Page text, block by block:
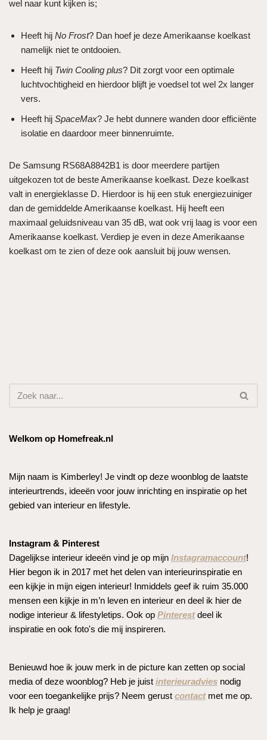
wel naar kunt kijken is;
Heeft hij No Frost? Dan hoef je deze Amerikaanse koelkast
namelijk niet te ontdooien.
Heeft hij Twin Cooling plus? Dit zorgt voor een optimale
luchtvochtigheid en hierdoor blijft je voedsel tot wel 2x langer
vers.
Heeft hij SpaceMax? Je hebt dunnere wanden door efficiënte
isolatie en daardoor meer binnenruimte.
De Samsung RS68A8842B1 is door meerdere partijen
uitgekozen tot de beste Amerikaanse koelkast. Deze koelkast
valt in energieklasse D. Hierdoor is hij een stuk energiezuiniger
dan de gemiddelde Amerikaanse koelkast. Hij heeft een
maximaal geluidsniveau van 35 dB, wat ook vrij laag is voor een
Amerikaanse koelkast. Verdiep je even in deze Amerikaanse
koelkast om te zien of deze ook aansluit bij jouw wensen.
Welkom op Homefreak.nl
Mijn naam is Kimberley! Je vindt op deze woonblog de laatste
interieurtrends, ideeën voor jouw inrichting en inspiratie op het
gebied van interieur en lifestyle.
Instagram & Pinterest
Dagelijkse interieur ideeën vind je op mijn Instagramaccount!
Hier begon ik in 2017 met het delen van interieurinspiratie en
een kijkje in mijn eigen interieur! Inmiddels geef ik ruim 35.000
mensen een kijkje in m’n leven en interieur en deel ik hier de
nodige interieur & lifestyletips. Ook op Pinterestdeel ik
inspiratie en ook foto's die mij inspireren.
Benieuwd hoe ik jouw merk in de picture kan zetten op social
media of deze woonblog? Heb je juist interieuradvies nodig
voor een toegankelijke prijs? Neem gerust contactmet me op.
Ik help je graag!